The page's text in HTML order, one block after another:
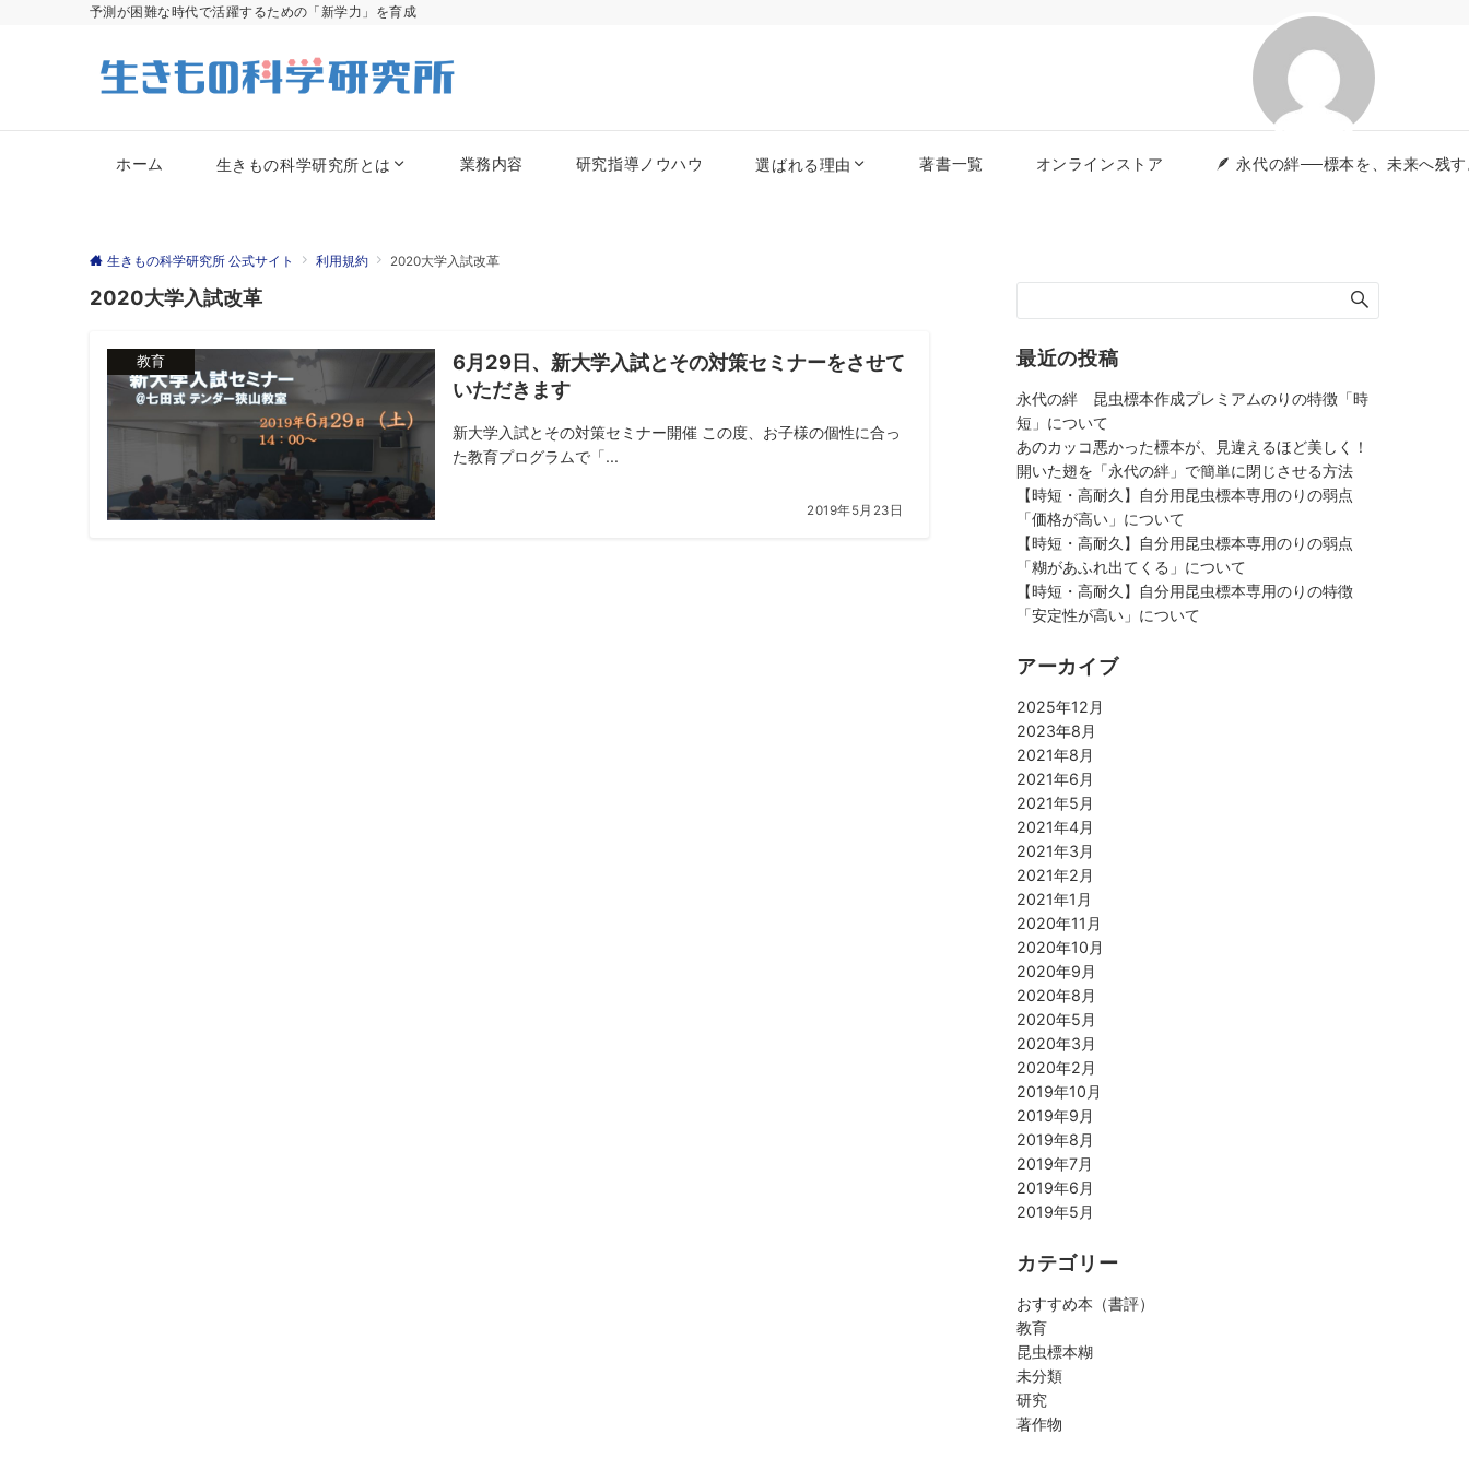
予測が困難な時代で活躍するための「新学力」を育成
ホーム 生きもの科学研究所とは 業務内容 研究指導ノウハウ 選ばれる理由 著書一覧 オンラインストア 🪶 永代の絆──標本を、未来へ残
生きもの科学研究所 公式サイト 利用規約 2020大学入試改革
2020大学入試改革
教育
6月29日、新大学入試とその対策セミナーをさせて
いただきます
新大学入試とその対策セミナー開催 この度、お子様の個性に合っ
た教育プログラムで「...
2019年5月23日
最近の投稿
永代の絆 昆虫標本作成プレミアムのりの特徴「時
短」について
あのカッコ悪かった標本が、見違えるほど美しく！
開いた翅を「永代の絆」で簡単に閉じさせる方法
【時短・高耐久】自分用昆虫標本専用のりの弱点
「価格が高い」について
【時短・高耐久】自分用昆虫標本専用のりの弱点
「糊があふれ出てくる」について
【時短・高耐久】自分用昆虫標本専用のりの特徴
「安定性が高い」について
アーカイブ
2025年12月
2023年8月
2021年8月
2021年6月
2021年5月
2021年4月
2021年3月
2021年2月
2021年1月
2020年11月
2020年10月
2020年9月
2020年8月
2020年5月
2020年3月
2020年2月
2019年10月
2019年9月
2019年8月
2019年7月
2019年6月
2019年5月
カテゴリー
おすすめ本（書評）
教育
昆虫標本糊
未分類
研究
著作物